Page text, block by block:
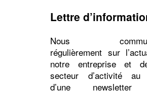
Lettre
Nous
régulièrement sur
notre entreprise et
secteur d’activité au
d’une newsletter